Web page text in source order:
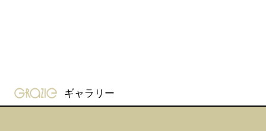
gravure-grazie
ギャラリー